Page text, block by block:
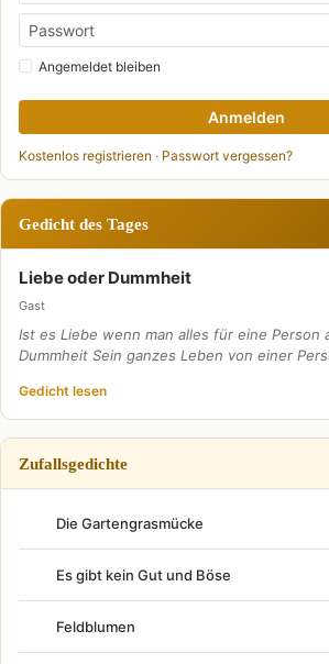
Angemeldet bleiben
Anmelden
Kostenlos registrieren · Passwort vergessen?
Gedicht des Tages
Liebe oder Dummheit
Gast
Ist es Liebe wenn man alles für eine Person
Dummheit Sein ganzes Leben von einer
Gedicht lesen
Zufallsgedichte
Die Gartengrasmücke
Es gibt kein Gut und Böse
Feldblumen